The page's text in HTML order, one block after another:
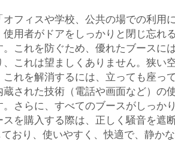
フィスや学校、公共の場での利用
用者がドアをしっかりと閉じ忘れ
これを防ぐため、優れたブースに
これは望ましくありません。狭い
れを解消するには、立っても座っ
された技術（電話や画面など）の
さらに、すべてのブースがしっか
を購入する際は、正しく騒音を遮
おり、使いやすく、快適で、静か